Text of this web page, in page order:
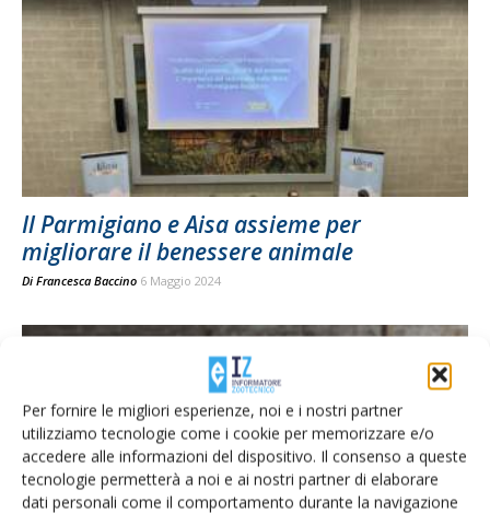
Per fornire le migliori esperienze, noi e i nostri partner
utilizziamo tecnologie come i cookie per memorizzare e/o
accedere alle informazioni del dispositivo. Il consenso a queste
tecnologie permetterà a noi e ai nostri partner di elaborare
dati personali come il comportamento durante la navigazione
Il Parmigiano e Aisa assieme per
migliorare il benessere animale
Di Francesca Baccino 6 Maggio 2024